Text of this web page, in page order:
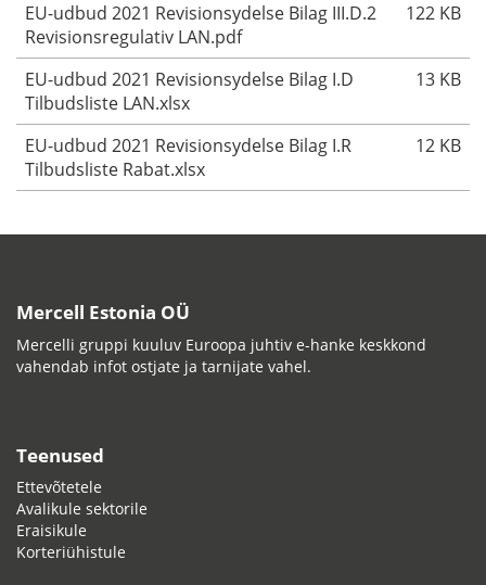
EU-udbud 2021 Revisionsydelse Bilag III.D.2
Revisionsregulativ LAN.pdf
122 KB
EU-udbud 2021 Revisionsydelse Bilag I.D
Tilbudsliste LAN.xlsx
13 KB
EU-udbud 2021 Revisionsydelse Bilag I.R
Tilbudsliste Rabat.xlsx
12 KB
Mercell Estonia OÜ
Mercelli gruppi kuuluv Euroopa juhtiv e-hanke keskkond
vahendab infot ostjate ja tarnijate vahel.
Teenused
Ettevõtetele
Avalikule sektorile
Eraisikule
Korteriühistule